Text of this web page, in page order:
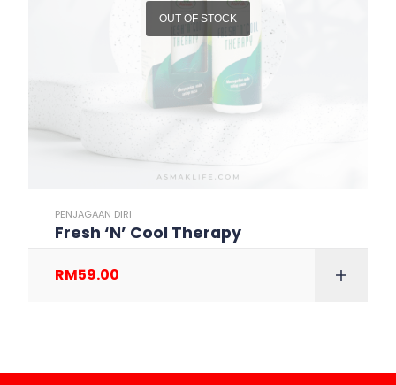
OUT OF STOCK
PENJAGAAN DIRI
Fresh ‘N’ Cool Therapy
RM59.00